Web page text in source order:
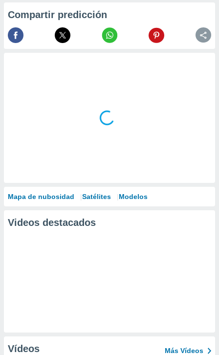
Compartir predicción
Mapa de nubosidad Satélites Modelos
Videos destacados
Vídeos Más Vídeos